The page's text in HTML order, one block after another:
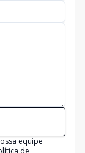
equipe
de